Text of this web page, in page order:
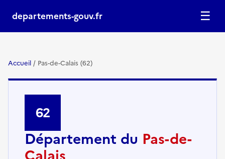
departements-gouv.fr ☰
Accueil / Pas-de-Calais (62)
62
Département du Pas-de-